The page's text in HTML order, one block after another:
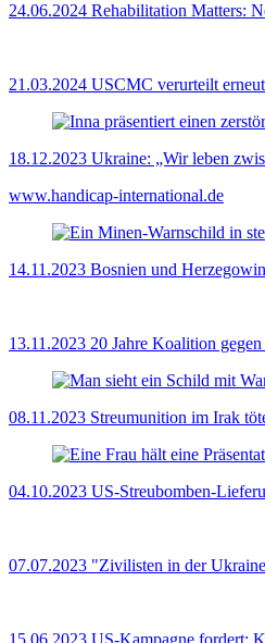
24.06.2024 Rehabilitation Matters:
21.03.2024 USCMC verurteilt
18.12.2023 Ukraine: „Wir leben
www.handicap-international.de
14.11.2023 Bosnien und
13.11.2023 20 Jahre Koalition
08.11.2023 Streumunition im Irak
04.10.2023 US-Streubomben-
07.07.2023 "Zivilisten in der